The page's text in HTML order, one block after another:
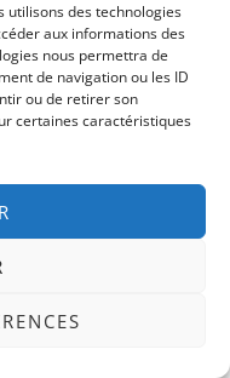
utilisons des technologies
aux informations des
nous permettra de
de navigation ou les ID
ou de retirer son
certaines caractéristiques
: « Est-ce que
je suis ? »
la réponse.
de Ton